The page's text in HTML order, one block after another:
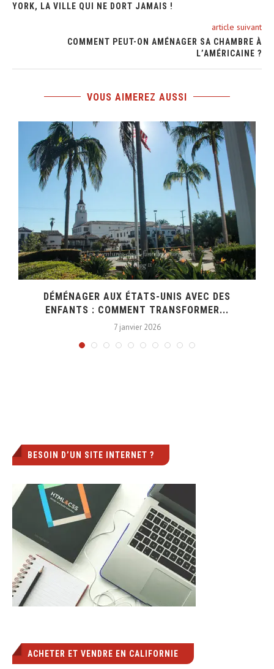
YORK, LA VILLE QUI NE DORT JAMAIS !
article suivant
COMMENT PEUT-ON AMÉNAGER SA CHAMBRE À
L’AMÉRICAINE ?
VOUS AIMEREZ AUSSI
DÉMÉNAGER AUX ÉTATS-UNIS AVEC DES
ENFANTS : COMMENT TRANSFORMER...
7 janvier 2026
BESOIN D’UN SITE INTERNET ?
ACHETER ET VENDRE EN CALIFORNIE